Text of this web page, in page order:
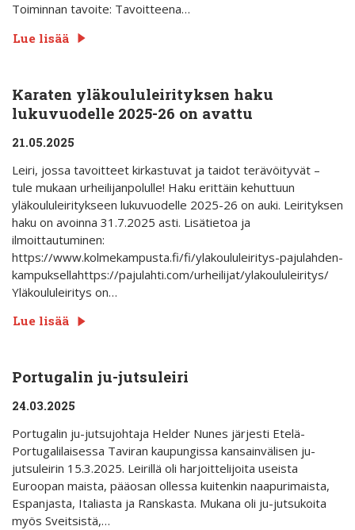
Toiminnan tavoite: Tavoitteena…
Lue lisää
Karaten yläkoululeirityksen haku
lukuvuodelle 2025-26 on avattu
21.05.2025
Leiri, jossa tavoitteet kirkastuvat ja taidot terävöityvät –
tule mukaan urheilijanpolulle! Haku erittäin kehuttuun
yläkoululeiritykseen lukuvuodelle 2025-26 on auki. Leirityksen
haku on avoinna 31.7.2025 asti. Lisätietoa ja
ilmoittautuminen:
https://www.kolmekampusta.fi/fi/ylakoululeiritys-pajulahden-
kampuksellahttps://pajulahti.com/urheilijat/ylakoululeiritys/
Yläkoululeiritys on…
Lue lisää
Portugalin ju-jutsuleiri
24.03.2025
Portugalin ju-jutsujohtaja Helder Nunes järjesti Etelä-
Portugalilaisessa Taviran kaupungissa kansainvälisen ju-
jutsuleirin 15.3.2025. Leirillä oli harjoittelijoita useista
Euroopan maista, pääosan ollessa kuitenkin naapurimaista,
Espanjasta, Italiasta ja Ranskasta. Mukana oli ju-jutsukoita
myös Sveitsistä,…